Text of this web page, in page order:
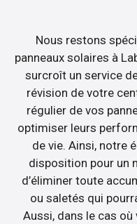
Nous restons
panneaux solaires à
surcroît un service
révision de votre
régulier de vos
optimiser leurs
de vie. Ainsi, notre
disposition pour un
d’éliminer toute
ou saletés qui
Aussi, dans le cas